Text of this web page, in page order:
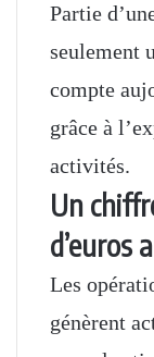
Partie
seulement
compte
grâce à
activités.
Un
d’euros
Les
génèrent